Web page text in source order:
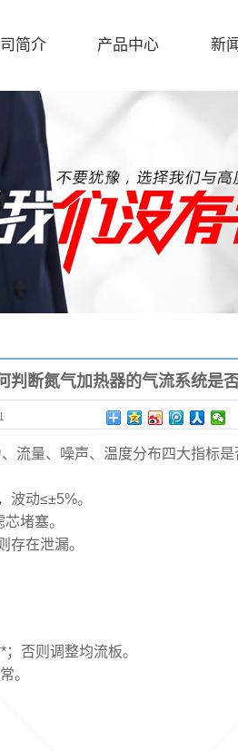
简介 产品中心 新
判断氮气加热器的气流系统是
流量、噪声、温度分布四大指标
波动≤±5%。
堵塞。
存在泄漏。
否则调整均流板。
。